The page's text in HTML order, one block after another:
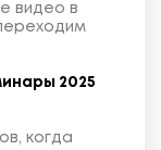
видео в
2025
когда